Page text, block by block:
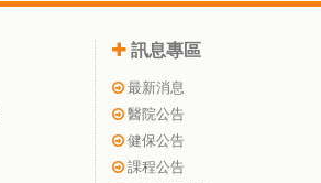
訊息專區
最新消息
醫院公告
健保公告
課程公告